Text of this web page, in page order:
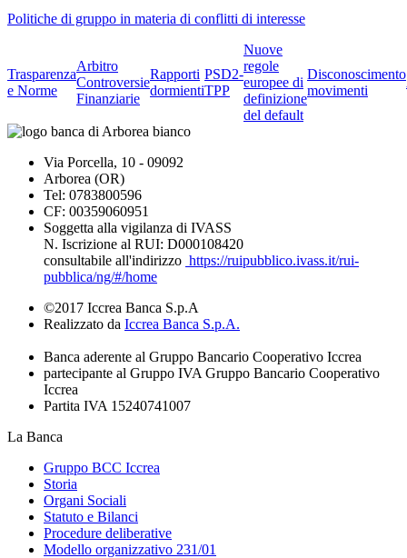
Politiche di gruppo in materia di conflitti di interesse
Trasparenza
e Norme
Arbitro
Controversie
Finanziarie
Rapporti
dormienti
PSD2-
TPP
Nuove
regole
europee di
definizione
del default
Disconoscimento
movimenti
Via Porcella, 10 - 09092
Arborea (OR)
Tel: 0783800596
CF: 00359060951
Soggetta alla vigilanza di IVASS
N. Iscrizione al RUI: D000108420
consultabile all'indirizzo https://ruipubblico.ivass.it/rui-
pubblica/ng/#/home
©2017 Iccrea Banca S.p.A
Realizzato da Iccrea Banca S.p.A.
Banca aderente al Gruppo Bancario Cooperativo Iccrea
partecipante al Gruppo IVA Gruppo Bancario Cooperativo
Iccrea
Partita IVA 15240741007
La Banca
Gruppo BCC Iccrea
Storia
Organi Sociali
Statuto e Bilanci
Procedure deliberative
Modello organizzativo 231/01